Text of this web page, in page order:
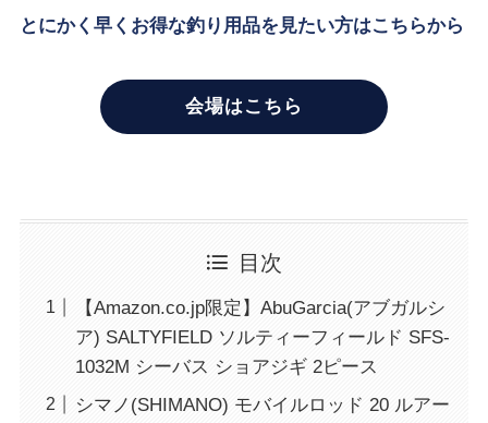
とにかく早くお得な釣り用品を見たい方はこちらから
会場はこちら
目次
【Amazon.co.jp限定】AbuGarcia(アブガルシ
ア) SALTYFIELD ソルティーフィールド SFS-
1032M シーバス ショアジギ 2ピース
シマノ(SHIMANO) モバイルロッド 20 ルアー